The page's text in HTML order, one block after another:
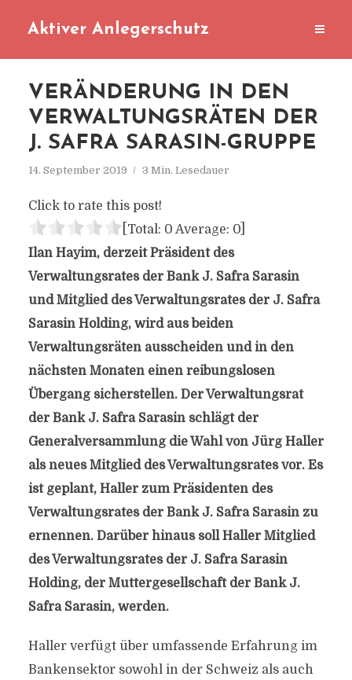
Aktiver Anlegerschutz
VERÄNDERUNG IN DEN
VERWALTUNGSRÄTEN DER
J. SAFRA SARASIN-GRUPPE
14. September 2019 3 Min. Lesedauer
Click to rate this post!
[Total: 0 Average: 0]
Ilan Hayim, derzeit Präsident des
Verwaltungsrates der Bank J. Safra Sarasin
und Mitglied des Verwaltungsrates der J. Safra
Sarasin Holding, wird aus beiden
Verwaltungsräten ausscheiden und in den
nächsten Monaten einen reibungslosen
Übergang sicherstellen. Der Verwaltungsrat
der Bank J. Safra Sarasin schlägt der
Generalversammlung die Wahl von Jürg Haller
als neues Mitglied des Verwaltungsrates vor. Es
ist geplant, Haller zum Präsidenten des
Verwaltungsrates der Bank J. Safra Sarasin zu
ernennen. Darüber hinaus soll Haller Mitglied
des Verwaltungsrates der J. Safra Sarasin
Holding, der Muttergesellschaft der Bank J.
Safra Sarasin, werden.
Haller verfügt über umfassende Erfahrung im
Bankensektor sowohl in der Schweiz als auch